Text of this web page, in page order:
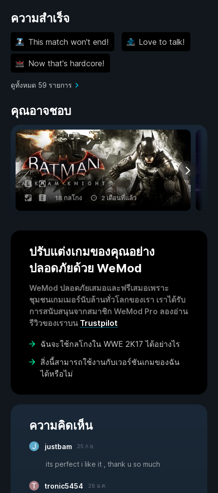
ความสำเร็จ
This match won't end! Love to talk!
Now that's hardcore!
ดูทั้งหมด 59 รายการ
คุณอาจชอบ
18 กลโกง 2 เดือนที่แล้ว
ปรับแต่งเกมของคุณอย่าง
ปลอดภัยด้วย WeMod
WeMod ปลอดภัยเสมอและฟรีเสมอเพราะ
ชุมชนเกมเมอร์นับล้านทั่วโลกของเรา เราได้รับ
การสนับสนุนจากสมาชิก WeMod Pro ลองอ่าน
รีวิวของเราบน Trustpilot
ฉันจะใช้กลโกงใน WWE 2K17 ได้อย่างไร
สิ่งนี้สามารถใช้งานกับเวอร์ชันเกมของฉัน
ได้หรือไม่
ความคิดเห็น
justbam 25 ก.ย.
its perfect i like it , thank u so much
tronic5454 28 ม.ค.